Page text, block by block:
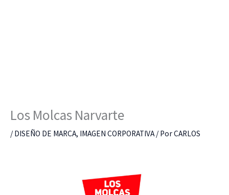
Los Molcas Narvarte
/ DISEÑO DE MARCA, IMAGEN CORPORATIVA/ PorCARLOS